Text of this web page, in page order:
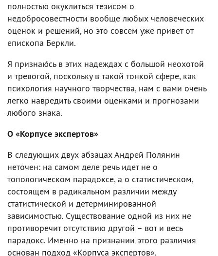
полностью окуклиться тезисом о
недобросовестности вообще любых человеческих
оценок и решений, но это совсем уже привет от
епископа Беркли.
Я признаю́сь в этих надеждах с большой неохотой
и тревогой, поскольку в такой тонкой сфере, как
психология научного творчества, нам с вами очень
легко навредить своими оценками и прогнозами
любого знака.
О «Корпусе экспертов»
В следующих двух абзацах Андрей Полянин
неточен: на самом деле речь идет не о
топологическом парадоксе, а о статистическом,
состоящем в радикальном различии между
статистической и детерминированной
зависимостью. Существование одной из них не
противоречит отсутствию другой – вот и весь
парадокс. Именно на признании этого различия
основан подход «Корпуса экспертов»,